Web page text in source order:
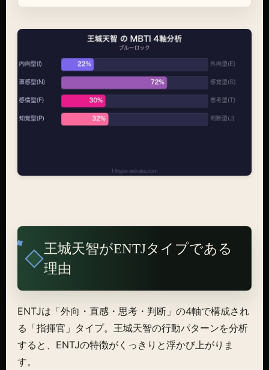
王城天智がENTJタイプである
理由
ENTJは「外向・直感・思考・判断」の4軸で構成され
る「指揮官」タイプ。王城天智の行動パターンを分析
すると、ENTJの特徴がくっきりと浮かび上がりま
す。